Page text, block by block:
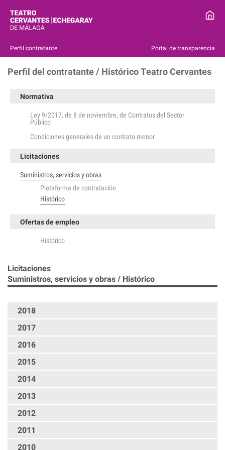
Perfil contratante Portal de transparencia
Perfil del contratante / Histórico Teatro Cervantes
Normativa
Ley 9/2017, de 8 de noviembre, de Contratos del Sector
Público
Condiciones generales de un contrato menor
Licitaciones
Suministros, servicios y obras
Plataforma de contratación
Histórico
Ofertas de empleo
Histórico
Licitaciones
Suministros, servicios y obras / Histórico
2018
2017
2016
2015
2014
2013
2012
2011
2010